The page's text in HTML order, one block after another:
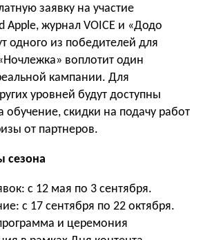
заявку на участие
Apple, журнал VOICE и «Додо
одного из победителей для
воплотит один
кампании. Для
уровней будут доступны
обучение, скидки на подачу работ
от партнеров.
сезона
с 12 мая по 3 сентября.
с 17 сентября по 22 октября.
и церемония